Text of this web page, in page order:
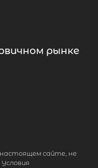
рынке
сайте, не